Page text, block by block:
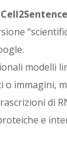
modelli
o immagini,
di
e